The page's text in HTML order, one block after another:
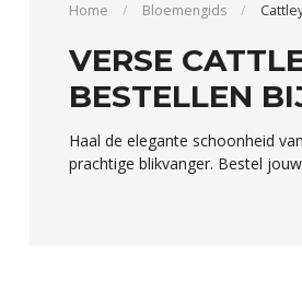
Home / Bloemengids /
VERSE
BESTELLEN
Haal de elegante schoonheid
prachtige blikvanger. Bestel